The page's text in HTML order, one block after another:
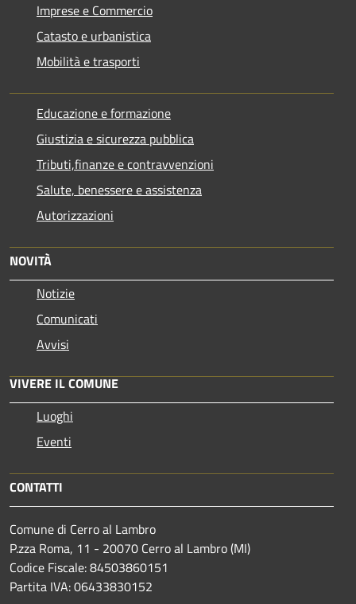
Imprese e Commercio
Catasto e urbanistica
Mobilità e trasporti
Educazione e formazione
Giustizia e sicurezza pubblica
Tributi,finanze e contravvenzioni
Salute, benessere e assistenza
Autorizzazioni
NOVITÀ
Notizie
Comunicati
Avvisi
VIVERE IL COMUNE
Luoghi
Eventi
CONTATTI
Comune di Cerro al Lambro
P.zza Roma, 11 - 20070 Cerro al Lambro (MI)
Codice Fiscale: 84503860151
Partita IVA: 06433830152